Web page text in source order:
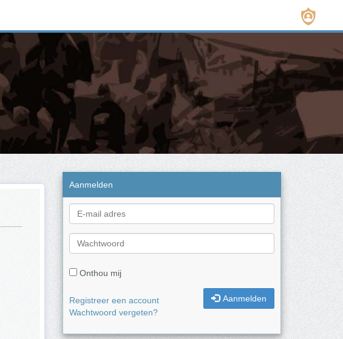
Aanmelden
Onthou mij
Aanmelden
Registreer een account
Wachtwoord vergeten?